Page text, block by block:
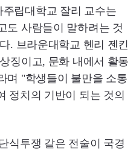
립대학교 잘리 교수는
도 사람들이 말하려는 것
. 브라운대학교 헨리 젠킨
징이고, 문화 내에서 활동
며 "학생들이 불만을 소통
정치의 기반이 되는 것의
식투쟁 같은 전술이 국경